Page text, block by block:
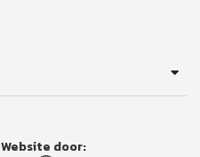
Website door: